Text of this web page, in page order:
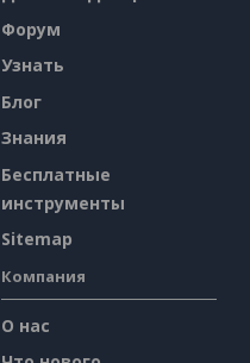
Форум
Узнать
Блог
Знания
Бесплатные
инструменты
Sitemap
Компания
О нас